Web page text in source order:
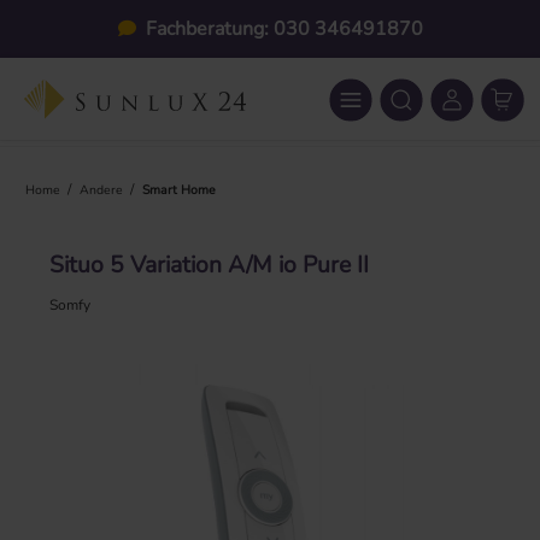
Zum Hauptinhalt springenFachberatung: 030 346491870
Home / Andere / Smart Home
Situo 5 Variation A/M io Pure II
Somfy